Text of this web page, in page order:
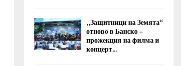
„Защитници на Земята“
отново в Банско –
прожекция на филма и
концерт...